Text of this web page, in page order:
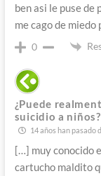
ben asi le puse
me cago de
0
¿Puede
suicidio a niños?
14 años han pasado
[…] muy conocido
cartucho maldito